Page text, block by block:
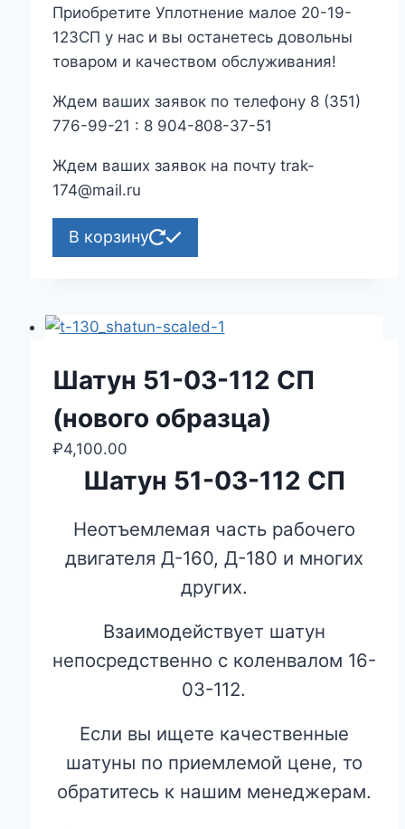
Приобретите Уплотнение малое 20-19-
123СП у нас и вы останетесь довольны
товаром и качеством обслуживания!
Ждем ваших заявок по телефону 8 (351)
776-99-21 : 8 904-808-37-51
Ждем ваших заявок на почту trak-
174@mail.ru
В корзину
Шатун 51-03-112 СП
(нового образца)
₽4,100.00
Шатун 51-03-112 СП
Неотъемлемая часть рабочего
двигателя Д-160, Д-180 и многих
других.
Взаимодействует шатун
непосредственно с коленвалом 16-
03-112.
Если вы ищете качественные
шатуны по приемлемой цене, то
обратитесь к нашим менеджерам.